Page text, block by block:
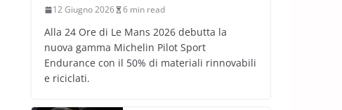
12 Giugno 2026 6 min read
Alla 24 Ore di Le Mans 2026 debutta la
nuova gamma Michelin Pilot Sport
Endurance con il 50% di materiali rinnovabili
e riciclati.